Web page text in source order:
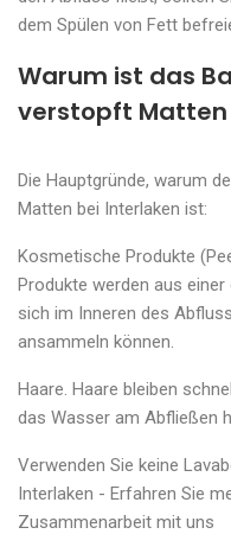
dem Spülen von Fett
Warum ist das
verstopft Matten
Die Hauptgründe, warum
Matten bei Interlaken ist:
Kosmetische Produkte
Produkte werden aus
sich im Inneren des
ansammeln können.
Haare. Haare bleiben
das Wasser am Abfließen
Verwenden Sie keine
Interlaken - Erfahren Sie
Zusammenarbeit mit uns